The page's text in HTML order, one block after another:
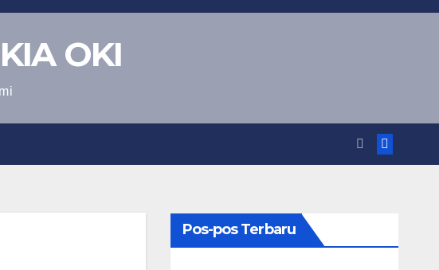
OKI
Pos-pos Terbaru